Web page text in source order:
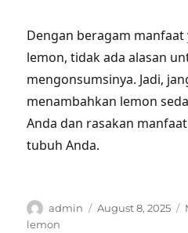
Dengan beragam
lemon, tidak ada alasan
mengonsumsinya. Jadi,
menambahkan lemon
Anda dan rasakan
tubuh Anda.
Author
admin
Posted
August 8, 2025
lemon